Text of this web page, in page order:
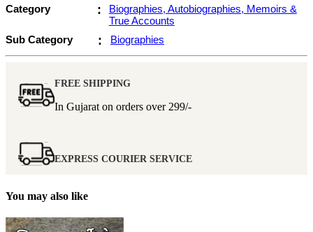
Category
:
Biographies, Autobiographies, Memoirs &
True Accounts
Sub Category
: Biographies
FREE SHIPPING
In Gujarat on orders over299/-
EXPRESS COURIER SERVICE
You may also like